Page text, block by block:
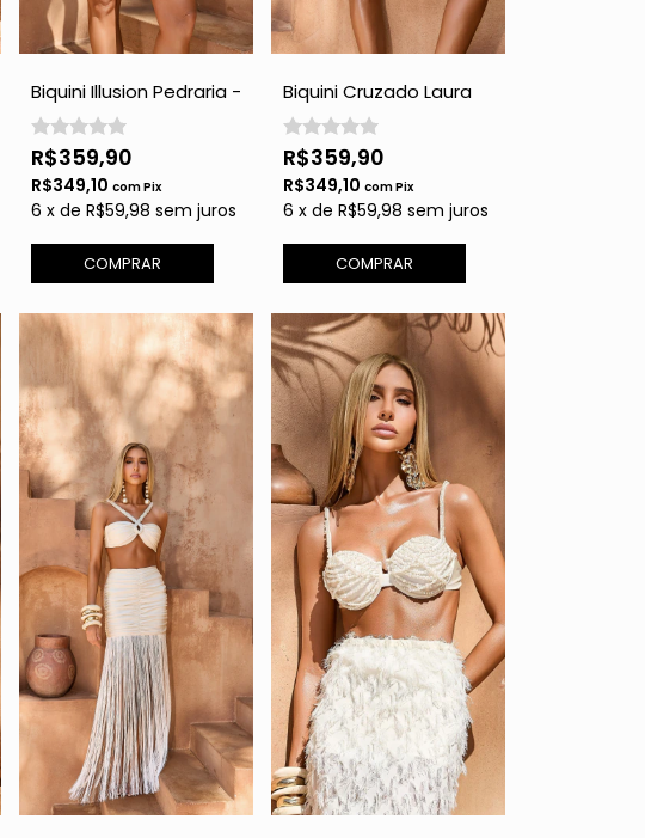
Biquini Illusion Pedraria -
Perola
R$359,90
R$349,10 comPix
6 x de R$59,98 sem juros
COMPRAR
Biquini Cruzado Laura
com Pedraria - Perola
R$359,90
R$349,10 comPix
6 x de R$59,98 sem juros
COMPRAR